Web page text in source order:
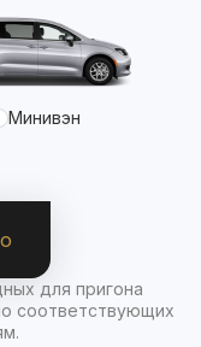
Минивэн
для пригона
соответствующих